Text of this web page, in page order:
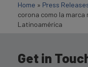
Home » Press
corona como la marca
Latinoamérica
Get in